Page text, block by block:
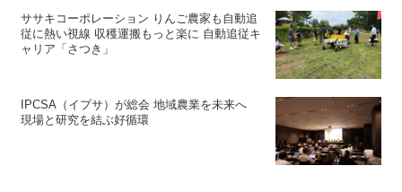
ササキコーポレーション りんご農家も自動追
従に熱い視線 収穫運搬もっと楽に 自動追従キ
ャリア「さつき」
IPCSA（イプサ）が総会 地域農業を未来へ
現場と研究を結ぶ好循環